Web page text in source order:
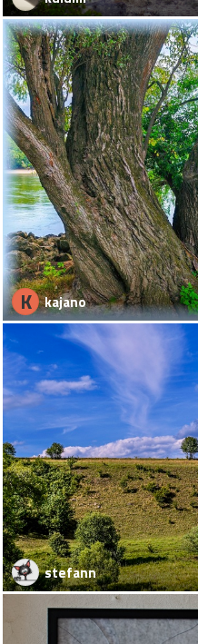
K kajano
stefann